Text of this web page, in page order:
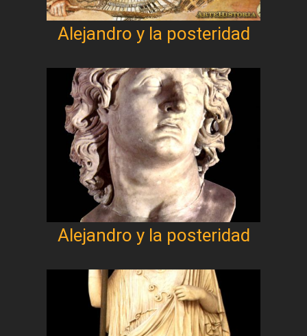
Alejandro y la posteridad
Alejandro y la posteridad